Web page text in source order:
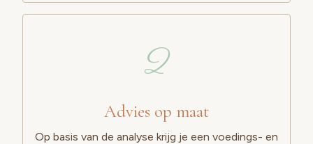
2
Advies op maat
Op basis van de analyse krijg je een voedings- en